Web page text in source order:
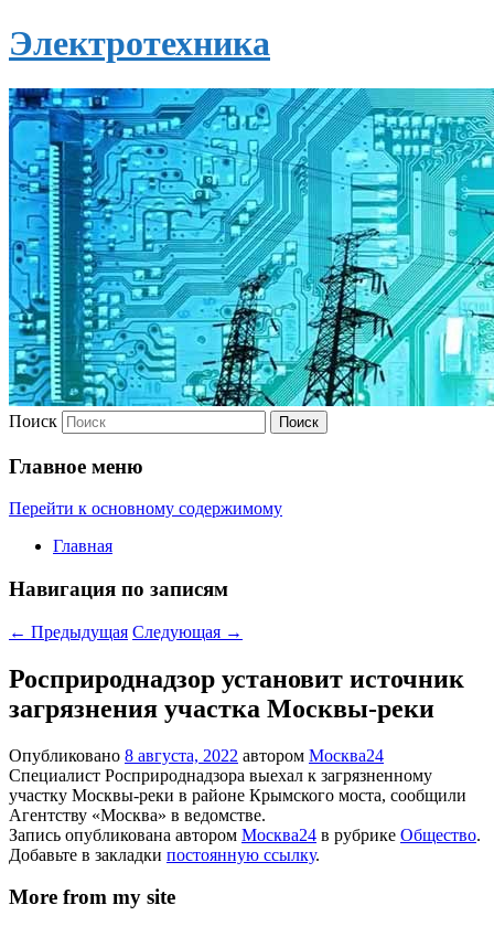
Электротехника
Поиск
Главное меню
Перейти к основному содержимому
Главная
Навигация по записям
← Предыдущая Следующая →
Росприроднадзор установит источник
загрязнения участка Москвы-реки
Опубликовано 8 августа, 2022 автором Москва24
Специалист Росприроднадзора выехал к загрязненному
участку Москвы-реки в районе Крымского моста, сообщили
Агентству «Москва» в ведомстве.
Запись опубликована автором Москва24 в рубрике Общество.
Добавьте в закладки постоянную ссылку.
More from my site